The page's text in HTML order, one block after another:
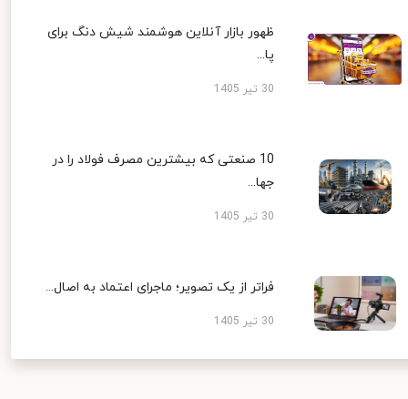
ظهور بازار آنلاین هوشمند شیش دنگ برای
پا...
30 تیر 1405
10 صنعتی که بیشترین مصرف فولاد را در
جها...
30 تیر 1405
فراتر از یک تصویر؛ ماجرای اعتماد به اصال...
30 تیر 1405